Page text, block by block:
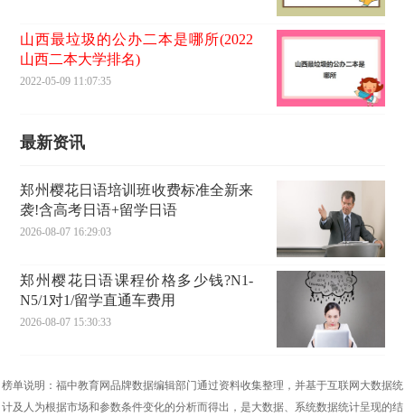
山西最垃圾的公办二本是哪所(2022
山西二本大学排名)
2022-05-09 11:07:35
最新资讯
郑州樱花日语培训班收费标准全新来
袭!含高考日语+留学日语
2026-08-07 16:29:03
郑州樱花日语课程价格多少钱?N1-
N5/1对1/留学直通车费用
2026-08-07 15:30:33
榜单说明：福中教育网品牌数据编辑部门通过资料收集整理，并基于互联网大数据统
计及人为根据市场和参数条件变化的分析而得出，是大数据、系统数据统计呈现的结